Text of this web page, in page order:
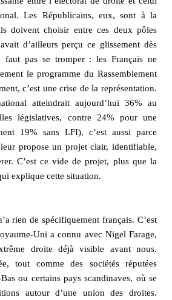
Les Républicains, eux, sont à la
doivent choisir entre ces deux pôles
d’ailleurs perçu ce glissement dès
faut pas se tromper : les Français ne
le programme du Rassemblement
c’est une crise de la représentation.
atteindrait aujourd’hui 36% au
législatives, contre 24% pour une
19% sans LFI), c’est aussi parce
propose un projet clair, identifiable,
C’est ce vide de projet, plus que la
explique cette situation.
rien de spécifiquement français. C’est
Uni a connu avec Nigel Farage,
droite déjà visible avant nous.
tout comme des sociétés réputées
ou certains pays scandinaves, où se
autour d’une union des droites.